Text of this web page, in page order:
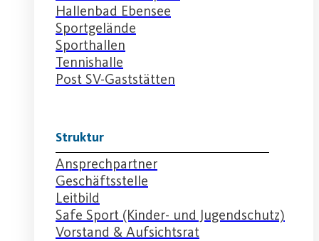
Hallenbad Ebensee
Sportgelände
Sporthallen
Tennishalle
Post SV-Gaststätten
Struktur
Ansprechpartner
Geschäftsstelle
Leitbild
Safe Sport (Kinder- und Jugendschutz)
Vorstand & Aufsichtsrat